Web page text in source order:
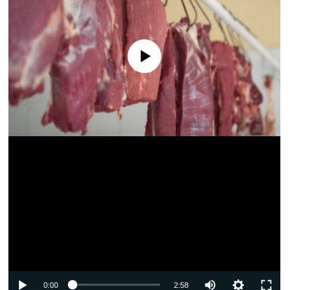
No media source currently available
0:00 2:58